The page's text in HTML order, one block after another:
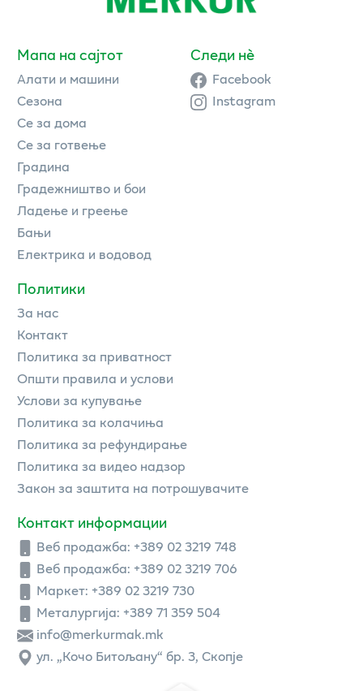
Мапа на сајтот
Алати и машини
Сезона
Се за дома
Се за готвење
Градина
Градежништво и бои
Ладење и греење
Бањи
Електрика и водовод
Политики
За нас
Контакт
Политика за приватност
Општи правила и услови
Услови за купување
Политика за колачиња
Политика за рефундирање
Политика за видео надзор
Закон за заштита на потрошувачите
Контакт информации
Веб продажба: +389 02 3219 748
Веб продажба: +389 02 3219 706
Маркет: +389 02 3219 730
Металургија: +389 71 359 504
info@merkurmak.mk
ул. „Кочо Битољану“ бр. 3, Скопје
Следи нè
Facebook
Instagram